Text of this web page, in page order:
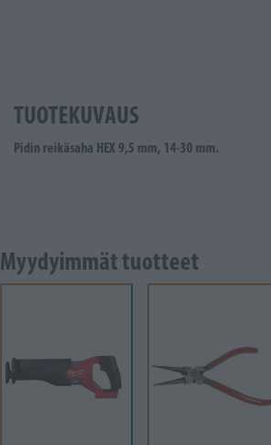
TUOTEKUVAUS
Pidin reikäsaha HEX 9,5 mm, 14-30 mm.
Myydyimmät tuotteet